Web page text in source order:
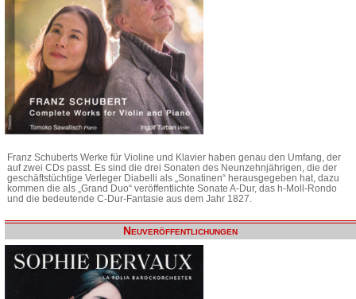
Franz Schuberts Werke für Violine und Klavier haben genau den Umfang, der
auf zwei CDs passt. Es sind die drei Sonaten des Neunzehnjährigen, die der
geschäftstüchtige Verleger Diabelli als „Sonatinen“ herausgegeben hat, dazu
kommen die als „Grand Duo“ veröffentlichte Sonate A-Dur, das h-Moll-Rondo
und die bedeutende C-Dur-Fantasie aus dem Jahr 1827.
Neuveröffentlichungen